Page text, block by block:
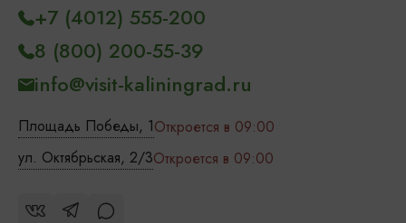
Площадь Победы, 1Откроется в 09:00
ул. Октябрьская, 2/3Откроется в 09:00
+7 (4012) 555-200
8 (800) 200-55-39
info@visit-kaliningrad.ru